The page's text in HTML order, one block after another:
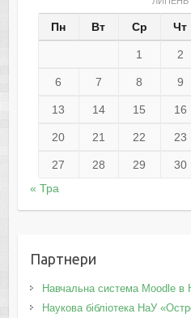
Пн Вт Ср Чт
1 2
6 7 8 9
13 14 15 16
20 21 22 23
27 28 29 30
« Тра
Партнери
Навчальна система Moodle
Наукова бібліотека НаУ